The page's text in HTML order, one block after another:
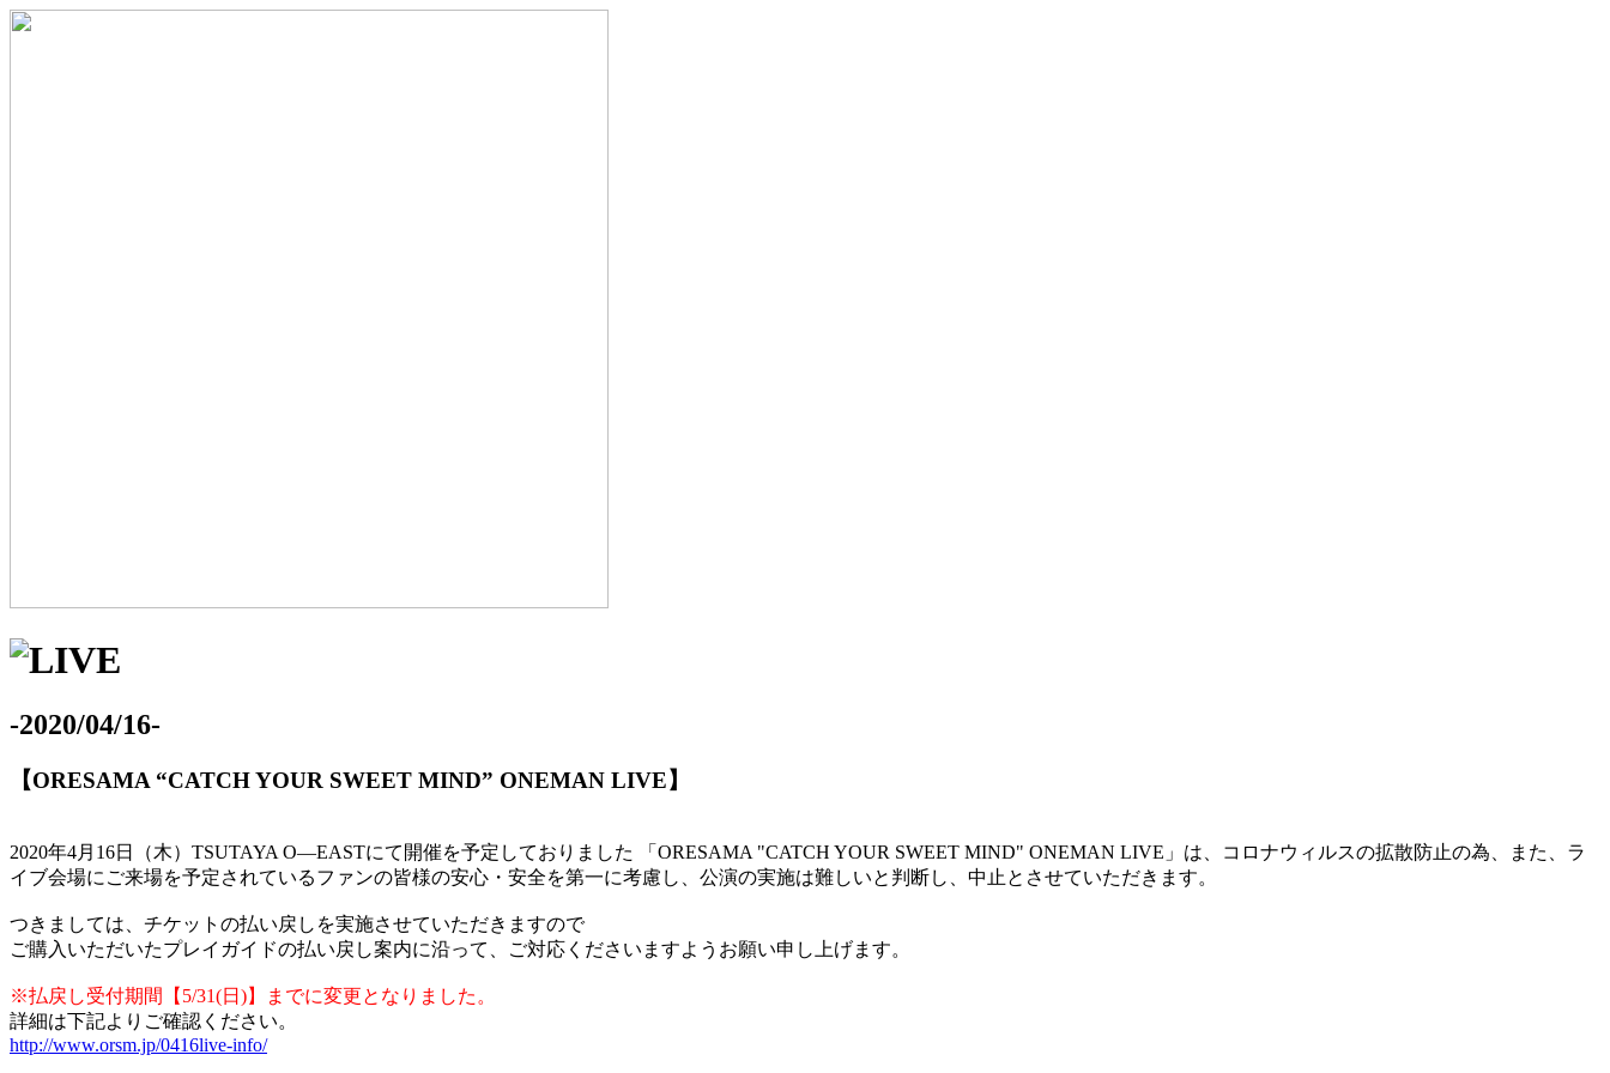
-2020/04/16-
【ORESAMA “CATCH YOUR SWEET MIND” ONEMAN LIVE】
2020年4月16日（木）TSUTAYA O―EASTにて開催を予定しておりました 「ORESAMA "CATCH YOUR SWEET MIND" ONEMAN LIVE」は、コロナウィルスの拡散防止の為、また、ラ
イブ会場にご来場を予定されているファンの皆様の安心・安全を第一に考慮し、公演の実施は難しいと判断し、中止とさせていただきます。
つきましては、チケットの払い戻しを実施させていただきますので
ご購入いただいたプレイガイドの払い戻し案内に沿って、ご対応くださいますようお願い申し上げます。
※払戻し受付期間【5/31(日)】までに変更となりました。
詳細は下記よりご確認ください。
http://www.orsm.jp/0416live-info/